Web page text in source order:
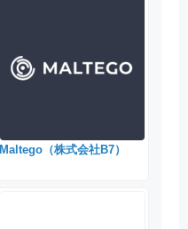
Maltego（株式会社B7）